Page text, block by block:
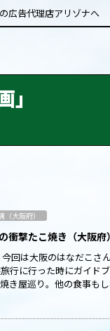
広告代理店アリゾナへ
（大阪府）
衝撃たこ焼き（大阪府）
回は大阪のはなだこさ
行に行った時にガイド
き屋巡り。他の食事も